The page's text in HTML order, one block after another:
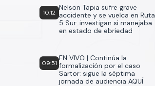
10:12
Nelson Tapia sufre grave
accidente y se vuelca en Ruta
5 Sur: investigan si manejaba
en estado de ebriedad
09:51
EN VIVO | Continúa la
formalización por el caso
Sartor: sigue la séptima
jornada de audiencia AQUÍ